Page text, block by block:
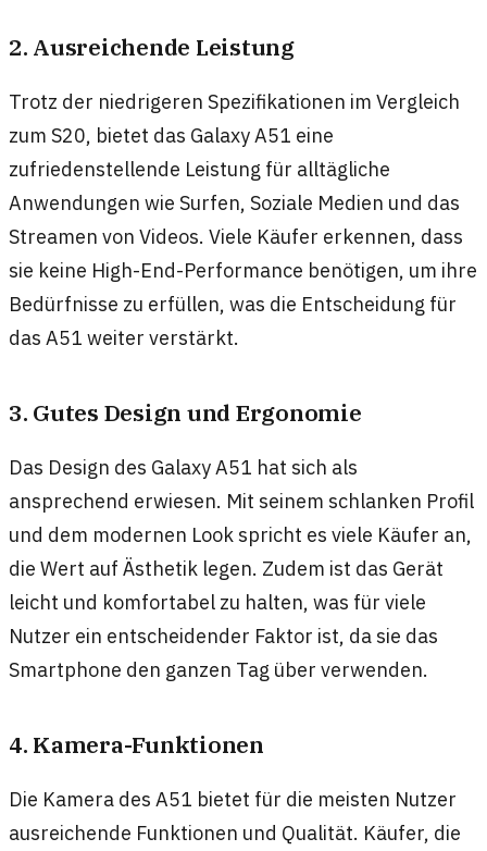
2. Ausreichende Leistung
Trotz der niedrigeren Spezifikationen im Vergleich
zum S20, bietet das Galaxy A51 eine
zufriedenstellende Leistung für alltägliche
Anwendungen wie Surfen, Soziale Medien und das
Streamen von Videos. Viele Käufer erkennen, dass
sie keine High-End-Performance benötigen, um ihre
Bedürfnisse zu erfüllen, was die Entscheidung für
das A51 weiter verstärkt.
3. Gutes Design und Ergonomie
Das Design des Galaxy A51 hat sich als
ansprechend erwiesen. Mit seinem schlanken Profil
und dem modernen Look spricht es viele Käufer an,
die Wert auf Ästhetik legen. Zudem ist das Gerät
leicht und komfortabel zu halten, was für viele
Nutzer ein entscheidender Faktor ist, da sie das
Smartphone den ganzen Tag über verwenden.
4. Kamera-Funktionen
Die Kamera des A51 bietet für die meisten Nutzer
ausreichende Funktionen und Qualität. Käufer, die